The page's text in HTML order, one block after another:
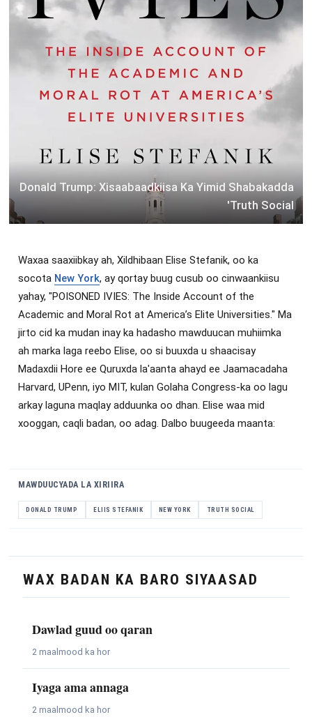
Donald Trump: Xisaabaadkiisa Ka Yimid Shabakadda
'Truth Social
Waxaa saaxiibkay ah, Xildhibaan Elise Stefanik, oo ka
socota New York, ay qortay buug cusub oo cinwaankiisu
yahay, "POISONED IVIES: The Inside Account of the
Academic and Moral Rot at America’s Elite Universities." Ma
jirto cid ka mudan inay ka hadasho mawduucan muhiimka
ah marka laga reebo Elise, oo si buuxda u shaacisay
Madaxdii Hore ee Quruxda la'aanta ahayd ee Jaamacadaha
Harvard, UPenn, iyo MIT, kulan Golaha Congress-ka oo lagu
arkay laguna maqlay adduunka oo dhan. Elise waa mid
xooggan, caqli badan, oo adag. Dalbo buugeeda maanta:
MAWDUUCYADA LA XIRIIRA
DONALD TRUMP ELIIS STEFANIK NEW YORK TRUTH SOCIAL
WAX BADAN KA BARO SIYAASAD
Dawlad guud oo qaran
2 maalmood ka hor
Iyaga ama annaga
2 maalmood ka hor